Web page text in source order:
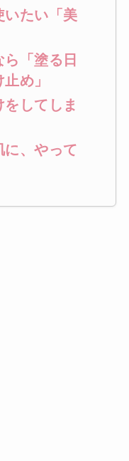
いたい「美
「塗る日
め」
してしま
に、やって